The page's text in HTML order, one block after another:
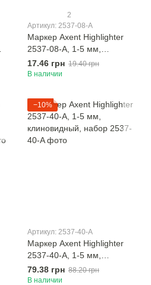
2
Артикул: 2537-08-A
Маркер Axent Highlighter
2537-08-A, 1-5 мм,
клиновидный, желтый
17.46 грн 19.40 грн
В наличии
−10%
Артикул: 2537-40-A
Маркер Axent Highlighter
2537-40-A, 1-5 мм,
клиновидный, набор
79.38 грн 88.20 грн
В наличии